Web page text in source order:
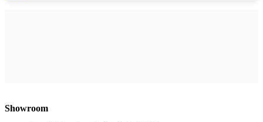
Showroom